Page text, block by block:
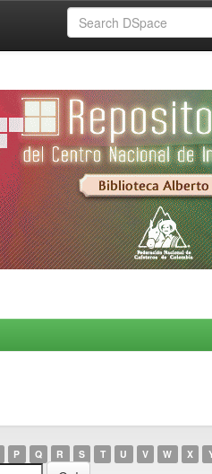
P Q R S T U V W X